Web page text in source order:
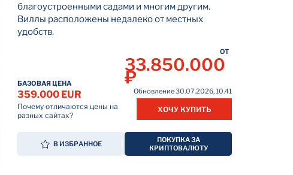
благоустроенными садами и многим другим.
Виллы расположены недалеко от местных
удобств.
БАЗОВАЯ ЦЕНА
359.000 EUR
Почему отличаются цены на
разных сайтах?
ОТ
33.850.000
₽
Обновление 30.07.2026, 10.41
ХОЧУ КУПИТЬ
В ИЗБРАННОЕ
ПОКУПКА ЗА
КРИПТОВАЛЮТУ